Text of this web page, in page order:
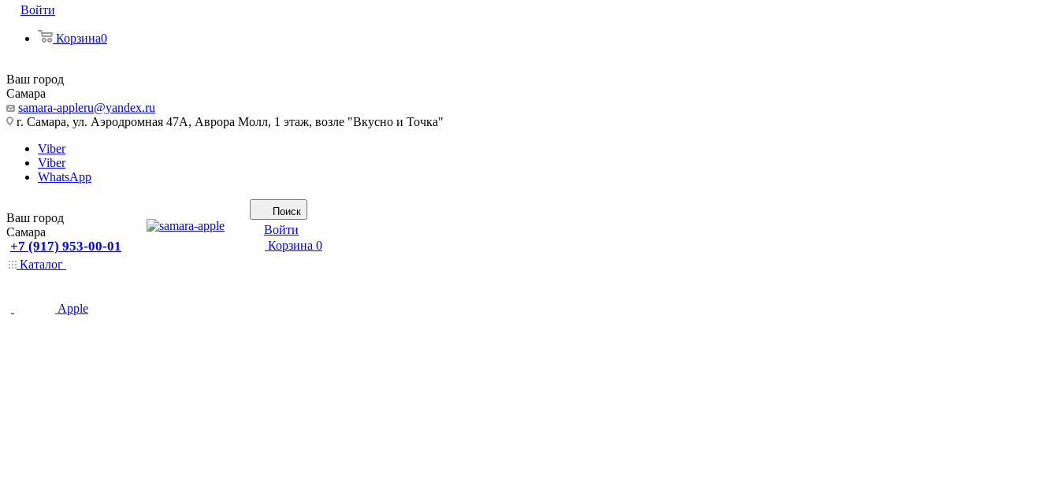
Войти
Корзина0
Ваш город
Самара
samara-appleru@yandex.ru
г. Самара, ул. Аэродромная 47А, Аврора Молл, 1 этаж, возле "Вкусно и Точка"
Viber
Viber
WhatsApp
Ваш город
Самара
+7 (917) 953-00-01
Поиск
Войти
Корзина 0
Каталог
Apple